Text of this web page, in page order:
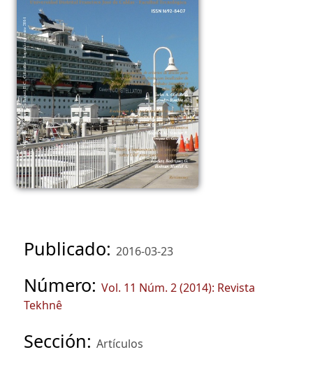
Publicado: 2016-03-23
Número: Vol. 11 Núm. 2 (2014): Revista
Tekhnê
Sección: Artículos